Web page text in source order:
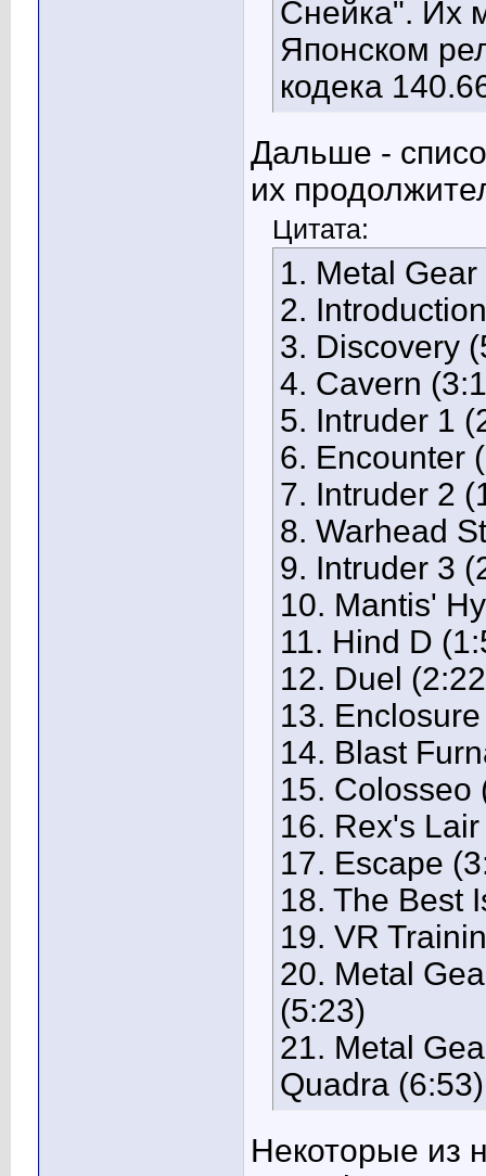
Снейка". Их
Японском
кодека
Дальше -
их
Цитата:
1. Metal
2.
3. Discovery
4. Cavern
5. Intruder 1
6. Encounter
7. Intruder 2
8. Warhead
9. Intruder 3
10. Mantis'
11. Hind D
12. Duel
13.
14. Blast
15. Colosseo
16. Rex's
17. Escape
18. The Best
19. VR
20. Metal
(5:23)
21. Metal
Quadra (6:53)
Некоторые из